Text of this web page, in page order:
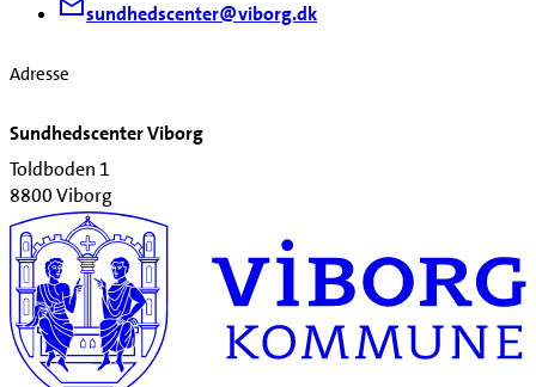
sundhedscenter@viborg.dk
Adresse
Sundhedscenter Viborg
Toldboden 1
8800 Viborg